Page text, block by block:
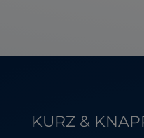
KURZ &